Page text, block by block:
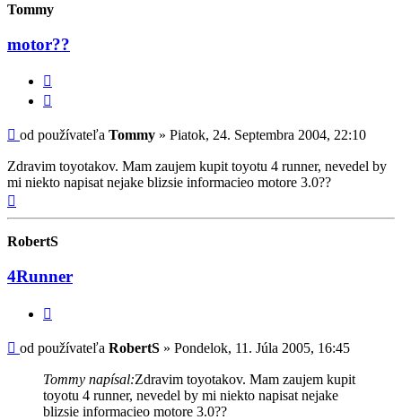
Tommy
motor??
Príspevok
od používateľa Tommy » Piatok, 24. Septembra 2004, 22:10
Zdravim toyotakov. Mam zaujem kupit toyotu 4 runner, nevedel by
mi niekto napisat nejake blizsie informacieo motore 3.0??
RobertS
4Runner
Príspevok
od používateľa RobertS » Pondelok, 11. Júla 2005, 16:45
Tommy napísal:Zdravim toyotakov. Mam zaujem kupit
toyotu 4 runner, nevedel by mi niekto napisat nejake
blizsie informacieo motore 3.0??